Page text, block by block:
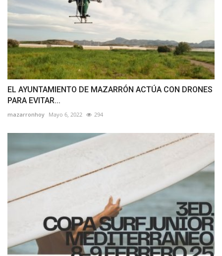
EL AYUNTAMIENTO DE MAZARRÓN ACTÚA CON DRONES
PARA EVITAR...
mazarronhoy Mayo 6, 2022 294